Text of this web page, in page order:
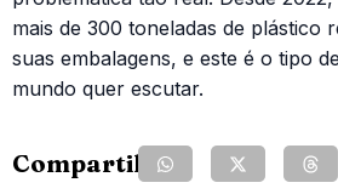
mais de 300 toneladas de plástico
suas embalagens, e este é o tipo
mundo quer escutar.
Compartilhe: